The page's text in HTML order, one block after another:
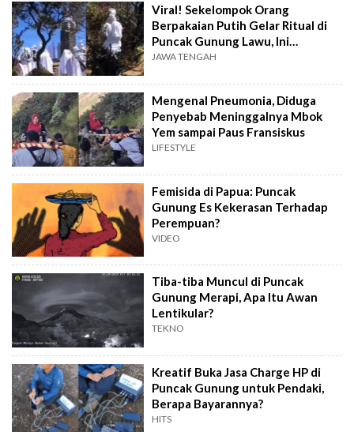
Viral! Sekelompok Orang
Berpakaian Putih Gelar Ritual di
Puncak Gunung Lawu, Ini
Kronologinya
JAWA TENGAH
Mengenal Pneumonia, Diduga
Penyebab Meninggalnya Mbok
Yem sampai Paus Fransiskus
LIFESTYLE
Femisida di Papua: Puncak
Gunung Es Kekerasan Terhadap
Perempuan?
VIDEO
Tiba-tiba Muncul di Puncak
Gunung Merapi, Apa Itu Awan
Lentikular?
TEKNO
Kreatif Buka Jasa Charge HP di
Puncak Gunung untuk Pendaki,
Berapa Bayarannya?
HITS